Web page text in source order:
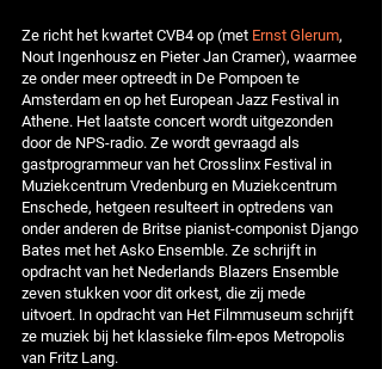
Ze richt het kwartet CVB4 op (met Ernst Glerum,
Nout Ingenhousz en Pieter Jan Cramer), waarmee
ze onder meer optreedt in De Pompoen te
Amsterdam en op het European Jazz Festival in
Athene. Het laatste concert wordt uitgezonden
door de NPS-radio. Ze wordt gevraagd als
gastprogrammeur van het Crosslinx Festival in
Muziekcentrum Vredenburg en Muziekcentrum
Enschede, hetgeen resulteert in optredens van
onder anderen de Britse pianist-componist Django
Bates met het Asko Ensemble. Ze schrijft in
opdracht van het Nederlands Blazers Ensemble
zeven stukken voor dit orkest, die zij mede
uitvoert. In opdracht van Het Filmmuseum schrijft
ze muziek bij het klassieke film-epos Metropolis
van Fritz Lang.